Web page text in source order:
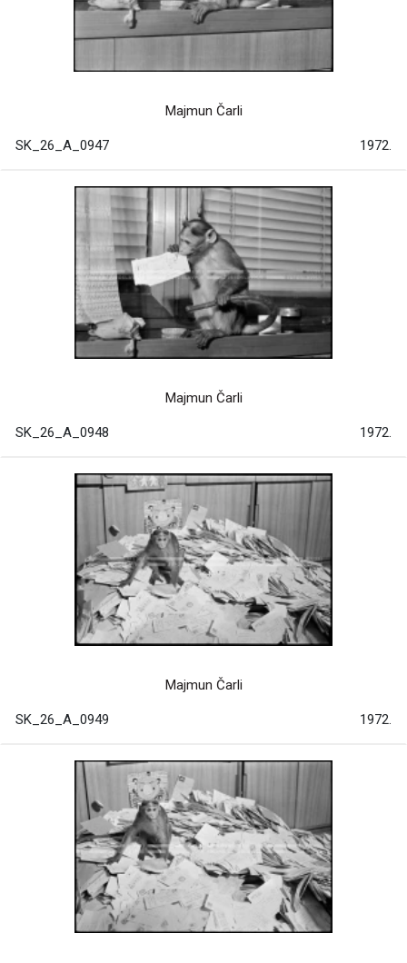
Majmun Čarli
SK_26_A_0947 1972.
Majmun Čarli
SK_26_A_0948 1972.
Majmun Čarli
SK_26_A_0949 1972.